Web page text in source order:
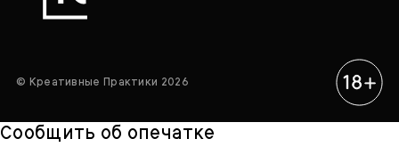
© Креативные Практики 2026
Сообщить об опечатке